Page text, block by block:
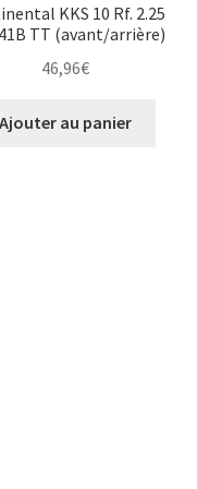
KKS 10 Rf. 2.25
TT (avant/arrière)
46,96€
Ajouter au panier